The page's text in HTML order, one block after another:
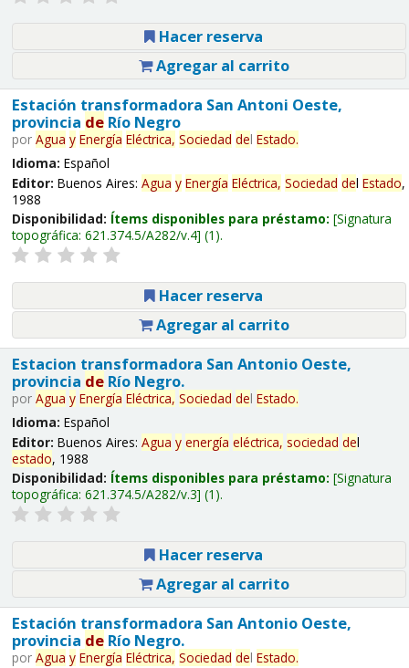
Hacer reserva
Agregar al carrito
Estación transformadora San Antoni Oeste,
provincia deRío Negro
por Agua y Energía Eléctrica, Sociedad del Estado.
Idioma: Español
Editor: Buenos Aires: Agua y Energía Eléctrica, Sociedad del Estado,
1988
Disponibilidad: Ítems disponibles para préstamo: Signatura
topográfica: 621.374.5/A282/v.4 (1).
Hacer reserva
Agregar al carrito
Estacion transformadora San Antonio Oeste,
provincia deRío Negro.
por Agua y Energía Eléctrica, Sociedad del Estado.
Idioma: Español
Editor: Buenos Aires: Agua y energía eléctrica, sociedad del
estado, 1988
Disponibilidad: Ítems disponibles para préstamo: Signatura
topográfica: 621.374.5/A282/v.3 (1).
Hacer reserva
Agregar al carrito
Estación transformadora San Antonio Oeste,
provincia deRío Negro.
por Agua y Energía Eléctrica, Sociedad del Estado.